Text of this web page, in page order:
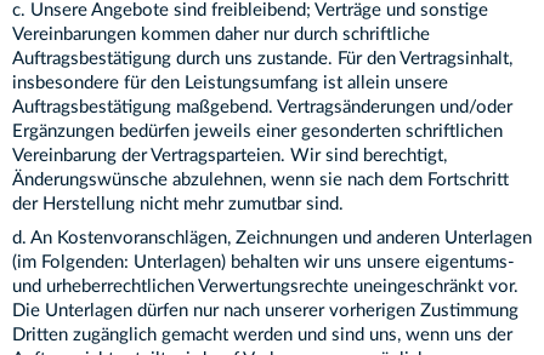
c. Unsere Angebote sind freibleibend; Verträge und sonstige
Vereinbarungen kommen daher nur durch schriftliche
Auftragsbestätigung durch uns zustande. Für den Vertragsinhalt,
insbesondere für den Leistungsumfang ist allein unsere
Auftragsbestätigung maßgebend. Vertragsänderungen und/oder
Ergänzungen bedürfen jeweils einer gesonderten schriftlichen
Vereinbarung der Vertragsparteien. Wir sind berechtigt,
Änderungswünsche abzulehnen, wenn sie nach dem Fortschritt
der Herstellung nicht mehr zumutbar sind.
d. An Kostenvoranschlägen, Zeichnungen und anderen Unterlagen
(im Folgenden: Unterlagen) behalten wir uns unsere eigentums-
und urheberrechtlichen Verwertungsrechte uneingeschränkt vor.
Die Unterlagen dürfen nur nach unserer vorherigen Zustimmung
Dritten zugänglich gemacht werden und sind uns, wenn uns der